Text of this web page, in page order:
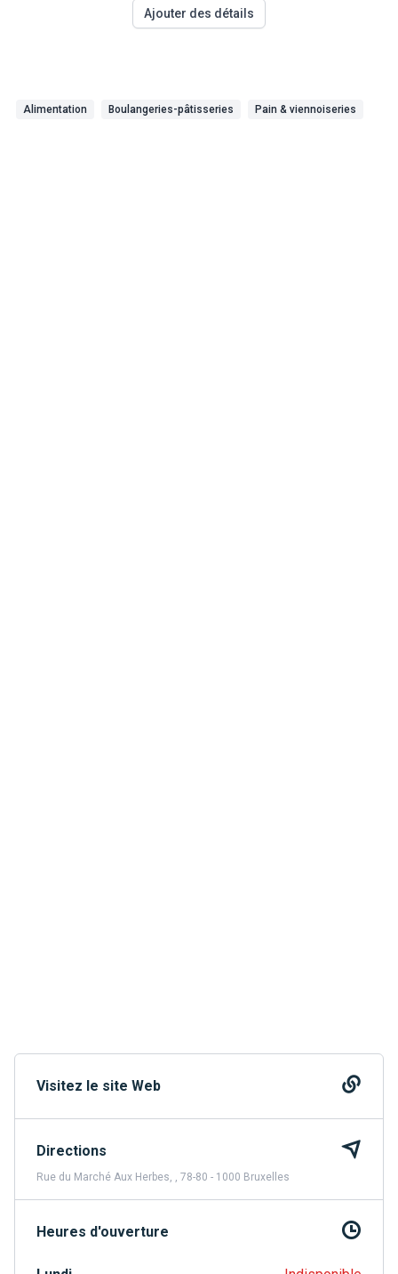
Ajouter des détails
Alimentation Boulangeries-pâtisseries Pain & viennoiseries
Visitez le site Web
Directions
Rue du Marché Aux Herbes, , 78-80 - 1000 Bruxelles
Heures d'ouverture